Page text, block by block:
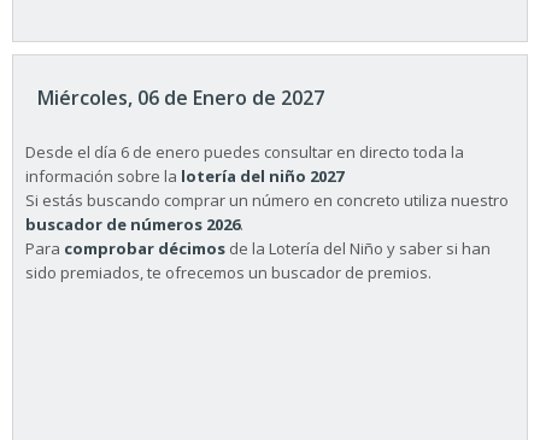
Miércoles, 06 de Enero de 2027
Desde el día 6 de enero puedes consultar en directo toda la
información sobre la lotería del niño 2027
Si estás buscando comprar un número en concreto utiliza nuestro
buscador de números 2026.
Para comprobar décimos de la Lotería del Niño y saber si han
sido premiados, te ofrecemos un buscador de premios.